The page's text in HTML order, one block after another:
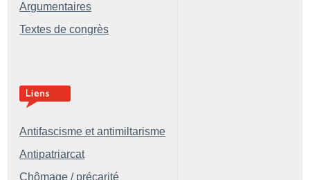
Argumentaires
Textes de congrès
Antifascisme et antimiltarisme
Antipatriarcat
Chômage / précarité